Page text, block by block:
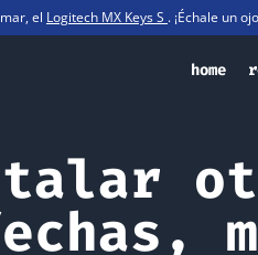
el Logitech MX Keys S . ¡Échale un
home